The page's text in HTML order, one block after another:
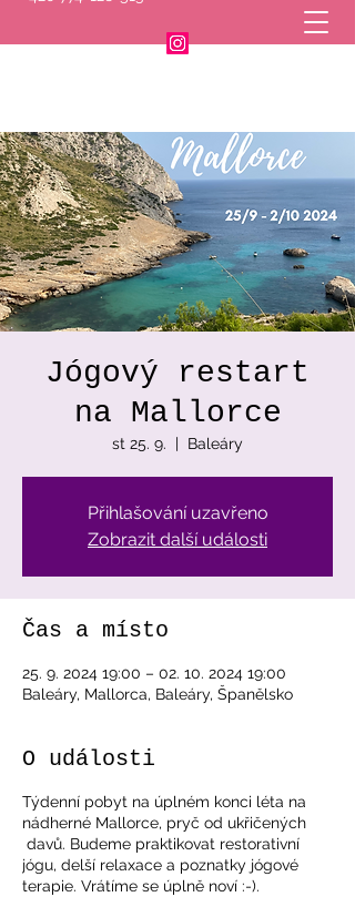
Jógový restart
na Mallorce
st 25. 9.
  |
Baleáry
Přihlašování uzavřeno
Zobrazit další události
Čas a místo
25. 9. 2024 19:00 – 02. 10. 2024 19:00
Baleáry, Mallorca, Baleáry, Španělsko
O události
Týdenní pobyt na úplném konci léta na
nádherné Mallorce, pryč od ukřičených
davů. Budeme praktikovat restorativní
jógu, delší relaxace a poznatky jógové
terapie. Vrátíme se úplně noví :-).